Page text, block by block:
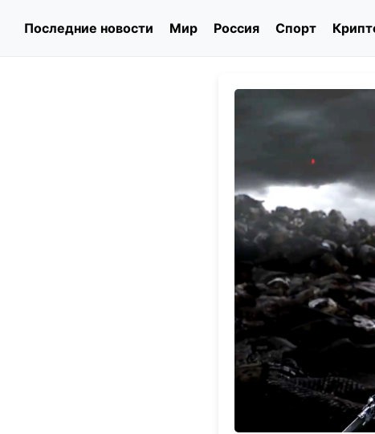
Последние новости Мир Россия Спорт